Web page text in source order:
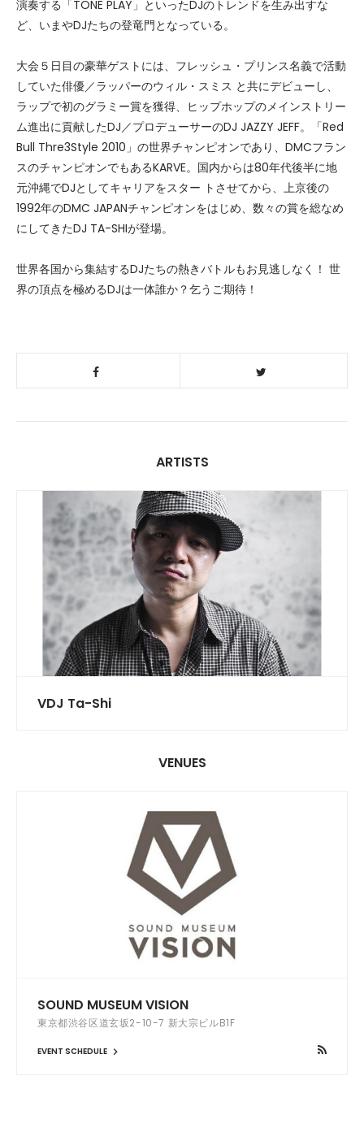
演奏する「TONE PLAY」といったDJのトレンドを生み出すな
ど、いまやDJたちの登竜門となっている。
大会５日目の豪華ゲストには、フレッシュ・プリンス名義で活動
していた俳優／ラッパーのウィル・スミス と共にデビューし、
ラップで初のグラミー賞を獲得、ヒップホップのメインストリー
ム進出に貢献したDJ／プロデューサーのDJ JAZZY JEFF。「Red
Bull Thre3Style 2010」の世界チャンピオンであり、DMCフラン
スのチャンピオンでもあるKARVE。国内からは80年代後半に地
元沖縄でDJとしてキャリアをスター トさせてから、上京後の
1992年のDMC JAPANチャンピオンをはじめ、数々の賞を総なめ
にしてきたDJ TA-SHIが登場。
世界各国から集結するDJたちの熱きバトルもお見逃しなく！ 世
界の頂点を極めるDJは一体誰か？乞うご期待！
ARTISTS
VDJ Ta-Shi
VENUES
SOUND MUSEUM VISION
東京都渋谷区道玄坂2-10-7 新大宗ビルB1F
EVENT SCHEDULE